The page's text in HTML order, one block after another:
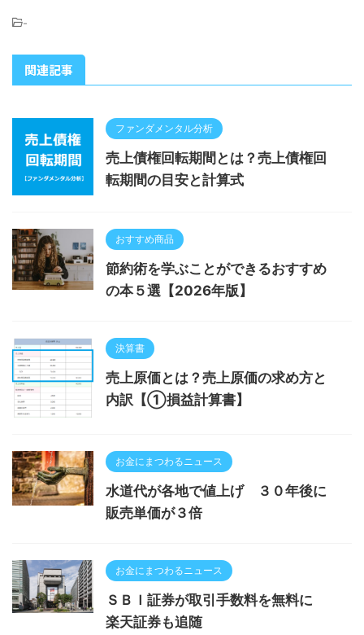
-
関連記事
ファンダメンタル分析
売上債権回転期間とは？売上債権回
転期間の目安と計算式
おすすめ商品
節約術を学ぶことができるおすすめ
の本５選【2026年版】
決算書
売上原価とは？売上原価の求め方と
内訳【①損益計算書】
お金にまつわるニュース
水道代が各地で値上げ ３０年後に
販売単価が３倍
お金にまつわるニュース
ＳＢＩ証券が取引手数料を無料に
楽天証券も追随